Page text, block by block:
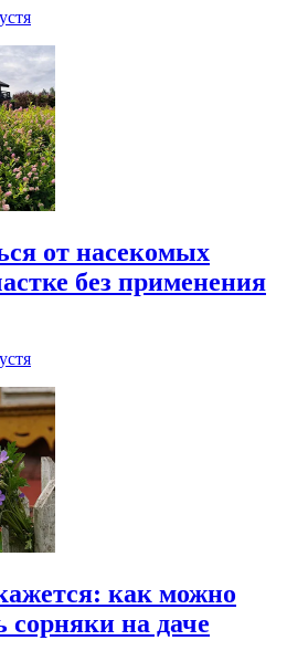
от насекомых
без применения
как можно
сорняки на даче